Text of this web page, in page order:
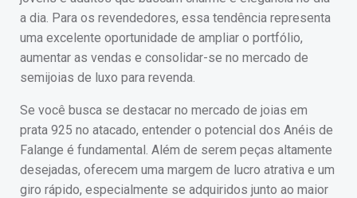
a dia. Para os revendedores, essa tendência representa
uma excelente oportunidade de ampliar o portfólio,
aumentar as vendas e consolidar-se no mercado de
semijoias de luxo para revenda.
Se você busca se destacar no mercado de joias em
prata 925 no atacado, entender o potencial dos Anéis de
Falange é fundamental. Além de serem peças altamente
desejadas, oferecem uma margem de lucro atrativa e um
giro rápido, especialmente se adquiridos junto ao maior